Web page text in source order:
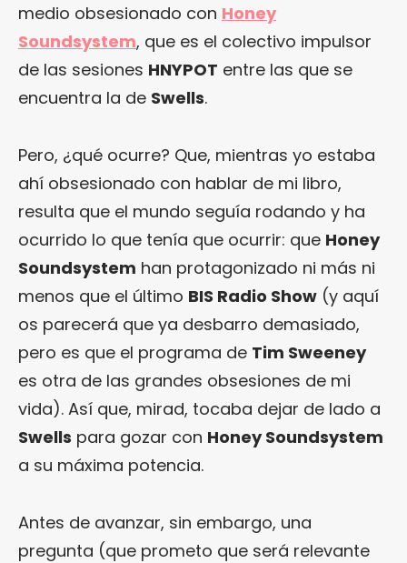
medio obsesionado con Honey
Soundsystem, que es el colectivo impulsor
de las sesiones HNYPOT entre las que se
encuentra la de Swells.
Pero, ¿qué ocurre? Que, mientras yo estaba
ahí obsesionado con hablar de mi libro,
resulta que el mundo seguía rodando y ha
ocurrido lo que tenía que ocurrir: que Honey
Soundsystem han protagonizado ni más ni
menos que el último BIS Radio Show (y aquí
os parecerá que ya desbarro demasiado,
pero es que el programa de Tim Sweeney
es otra de las grandes obsesiones de mi
vida). Así que, mirad, tocaba dejar de lado a
Swells para gozar con Honey Soundsystem
a su máxima potencia.
Antes de avanzar, sin embargo, una
pregunta (que prometo que será relevante